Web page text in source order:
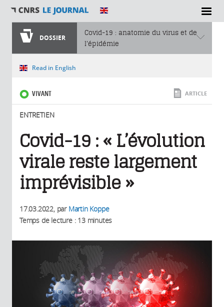
SECTIONS
DOSSIER
Covid-19 : anatomie du virus et de
l'épidémie
Vous êtes ici
Read in English
VIVANT
ENTRETIEN
ARTICLE
Covid-19 : « L’évolution
virale reste largement
imprévisible »
17.03.2022, par Martin Koppe
Temps de lecture : 13 minutes